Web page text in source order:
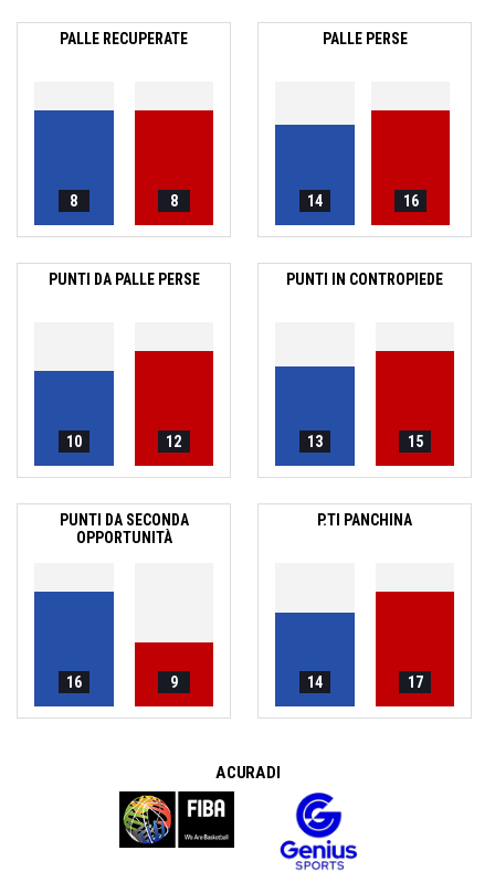
PALLE RECUPERATE
8 8
PALLE PERSE
14 16
PUNTI DA PALLE PERSE
10 12
PUNTI IN CONTROPIEDE
13 15
PUNTI DA SECONDA
OPPORTUNITÀ
16 9
P.TI PANCHINA
14 17
A CURA DI